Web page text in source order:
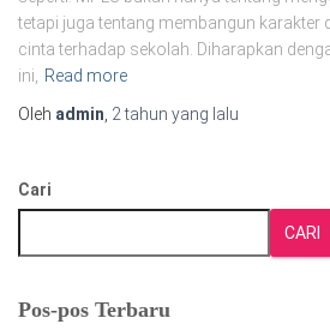
tetapi juga tentang membangun karakter
cinta terhadap sekolah. Diharapkan
ini,
Read more
Oleh admin 2 tahun yang lalu
Cari
CARI
Pos-pos Terbaru